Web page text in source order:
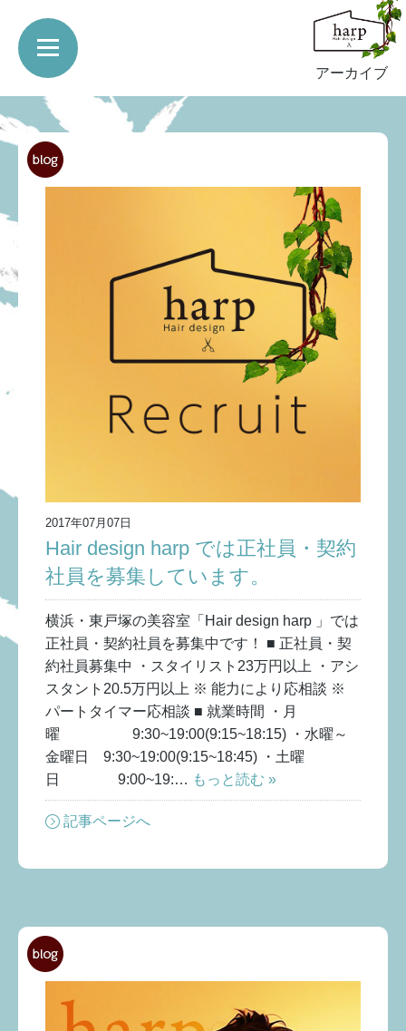
アーカイブ
2017年07月07日
Hair design harp では正社員・契約
社員を募集しています。
横浜・東戸塚の美容室「Hair design harp 」では
正社員・契約社員を募集中です！ ■ 正社員・契
約社員募集中 ・スタイリスト23万円以上 ・アシ
スタント20.5万円以上 ※ 能力により応相談 ※
パートタイマー応相談 ■ 就業時間 ・月
曜 9:30~19:00(9:15~18:15) ・水曜～
金曜日 9:30~19:00(9:15~18:45) ・土曜
日 9:00~19:… もっと読む »
記事ページへ